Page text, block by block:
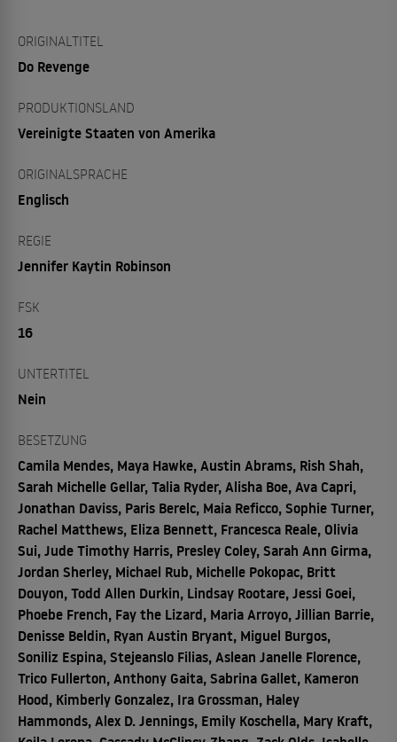
ORIGINALTITEL
Do Revenge
PRODUKTIONSLAND
Vereinigte Staaten von Amerika
ORIGINALSPRACHE
Englisch
REGIE
Jennifer Kaytin Robinson
FSK
16
UNTERTITEL
Nein
BESETZUNG
Camila Mendes, Maya Hawke, Austin Abrams, Rish Shah,
Sarah Michelle Gellar, Talia Ryder, Alisha Boe, Ava Capri,
Jonathan Daviss, Paris Berelc, Maia Reficco, Sophie Turner,
Rachel Matthews, Eliza Bennett, Francesca Reale, Olivia
Sui, Jude Timothy Harris, Presley Coley, Sarah Ann Girma,
Jordan Sherley, Michael Rub, Michelle Pokopac, Britt
Douyon, Todd Allen Durkin, Lindsay Rootare, Jessi Goei,
Phoebe French, Fay the Lizard, Maria Arroyo, Jillian Barrie,
Denisse Beldin, Ryan Austin Bryant, Miguel Burgos,
Soniliz Espina, Stejeanslo Filias, Aslean Janelle Florence,
Trico Fullerton, Anthony Gaita, Sabrina Gallet, Kameron
Hood, Kimberly Gonzalez, Ira Grossman, Haley
Hammonds, Alex D. Jennings, Emily Koschella, Mary Kraft,